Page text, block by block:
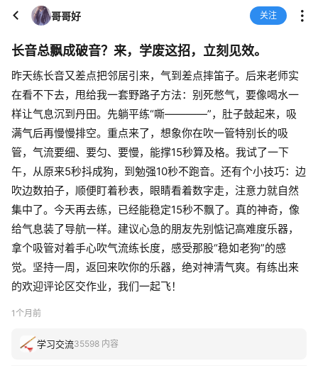
哥哥好 关注
长音总飘成破音？来，学废这招，立刻见效。
昨天练长音又差点把邻居引来，气到差点摔笛子。后来老师实
在看不下去，甩给我一套野路子方法：别死憋气，要像喝水一
样让气息沉到丹田。先躺平练“嘶————”，肚子鼓起来，吸
满气后再慢慢排空。重点来了，想象你在吹一管特别长的吸
管，气流要细、要匀、要慢，能撑15秒算及格。我试了一下
午，从原来5秒抖成狗，到勉强10秒不跑音。还有个小技巧：边
吹边数拍子，顺便盯着秒表，眼睛看着数字走，注意力就自然
集中了。今天再去练，已经能稳定15秒不飘了。真的神奇，像
给气息装了导航一样。建议心急的朋友先别惦记高难度乐器，
拿个吸管对着手心吹气流练长度，感受那股“稳如老狗”的感
觉。坚持一周，返回来吹你的乐器，绝对神清气爽。有练出来
的欢迎评论区交作业，我们一起飞！
1个月前
学习交流35598 内容